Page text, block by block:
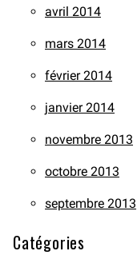
avril 2014
mars 2014
février 2014
janvier 2014
novembre 2013
octobre 2013
septembre 2013
Catégories